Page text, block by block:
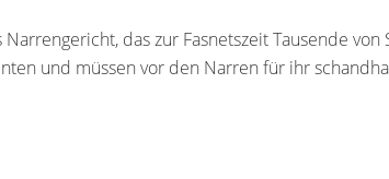
das zur Fasnetszeit Tausende
und müssen vor den Narren für ihr